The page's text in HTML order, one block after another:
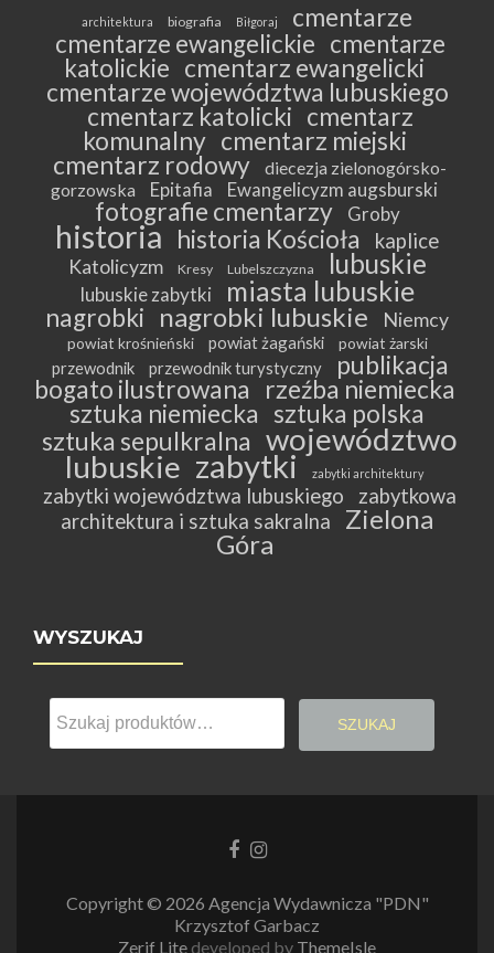
architektura biografia Biłgoraj
cmentarze
cmentarze ewangelickie cmentarze
katolickie cmentarz ewangelicki
cmentarze województwa lubuskiego
cmentarz katolicki cmentarz
komunalny cmentarz miejski
cmentarz rodowy
diecezja zielonogórsko-
gorzowska
Epitafia Ewangelicyzm augsburski
fotografie cmentarzy Groby
historia historia Kościoła kaplice
Katolicyzm Kresy Lubelszczyzna lubuskie
lubuskie zabytki miasta lubuskie
nagrobki nagrobki lubuskie Niemcy
powiat krośnieński powiat żagański powiat żarski
przewodnik przewodnik turystyczny
publikacja
bogato ilustrowana
rzeźba niemiecka
sztuka niemiecka sztuka polska
sztuka sepulkralna województwo
lubuskie zabytki zabytki architektury
zabytki województwa lubuskiego
zabytkowa
architektura i sztuka sakralna
Zielona
Góra
WYSZUKAJ
Szukaj:
SZUKAJ
LinkLink
Copyright © 2026 Agencja Wydawnicza "PDN"
Krzysztof Garbacz
Zerif Lite developed by ThemeIsle